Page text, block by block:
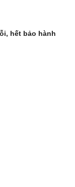
hết bảo hành